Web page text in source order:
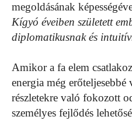
megoldásának
Kígyó éveiben született
diplomatikusnak és
Amikor a fa elem
energia még
részletekre való fokozott
személyes fejlődés